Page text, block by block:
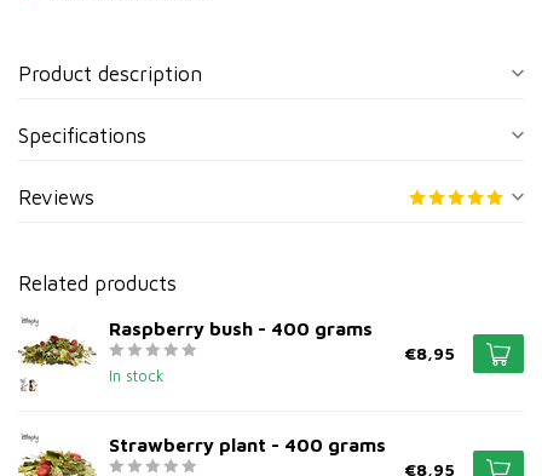
Product description
Specifications
Reviews
Related products
Raspberry bush - 400 grams
In stock
€8,95
Strawberry plant - 400 grams
€8,95